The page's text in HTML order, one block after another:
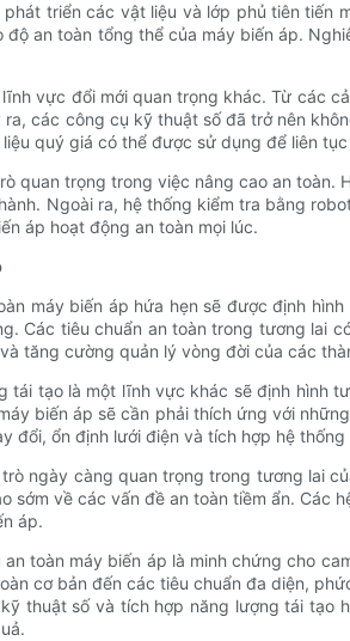
triển các vật liệu và lớp phủ tiên
an toàn tổng thể của máy biến áp.
vực đổi mới quan trọng khác. Từ các
các công cụ kỹ thuật số đã trở nên
quý giá có thể được sử dụng để liên
quan trọng trong việc nâng cao an
Ngoài ra, hệ thống kiểm tra bằng
áp hoạt động an toàn mọi lúc.
máy biến áp hứa hẹn sẽ được định
Các tiêu chuẩn an toàn trong tương lai
tăng cường quản lý vòng đời của các
tái tạo là một lĩnh vực khác sẽ định hình
biến áp sẽ cần phải thích ứng với
đổi, ổn định lưới điện và tích hợp hệ
ngày càng quan trọng trong tương lai
sớm về các vấn đề an toàn tiềm ẩn. Các
áp.
toàn máy biến áp là minh chứng cho
cơ bản đến các tiêu chuẩn đa diện,
thuật số và tích hợp năng lượng tái